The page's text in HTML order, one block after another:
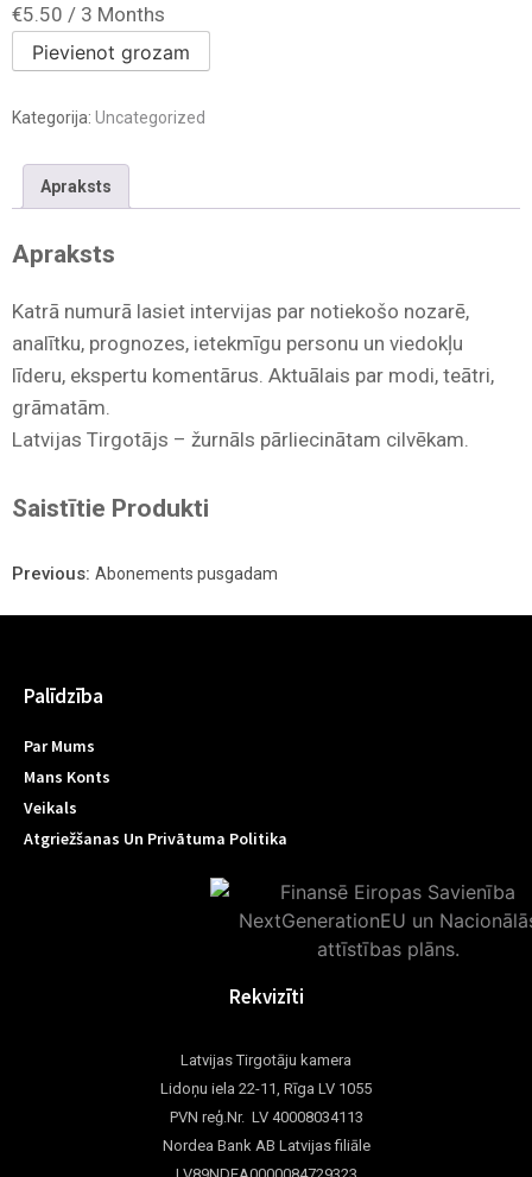
€5.50 / 3 Months
Pievienot grozam
Kategorija: Uncategorized
Apraksts
Apraksts
Katrā numurā lasiet intervijas par notiekošo nozarē,
analītku, prognozes, ietekmīgu personu un viedokļu
līderu, ekspertu komentārus. Aktuālais par modi, teātri,
grāmatām.
Latvijas Tirgotājs – žurnāls pārliecinātam cilvēkam.
Saistītie Produkti
Previous: Abonements pusgadam
Palīdzība
Par Mums
Mans Konts
Veikals
Atgriežšanas Un Privātuma Politika
Rekvizīti
Latvijas Tirgotāju kamera
Lidoņu iela 22-11, Rīga LV 1055
PVN reģ.Nr. LV 40008034113
Nordea Bank AB Latvijas filiāle